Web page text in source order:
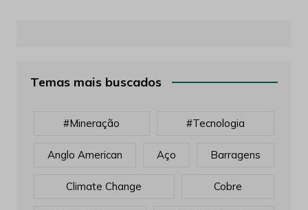
Temas mais buscados
#mineração #tecnologia
Anglo American Aço Barragens
Climate Change Cobre